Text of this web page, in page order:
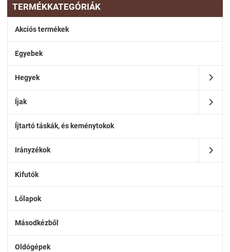
TERMÉKKATEGÓRIÁK
Akciós termékek
Egyebek
Hegyek
Íjak
Íjtartó táskák, és keménytokok
Irányzékok
Kifutók
Lőlapok
Másodkézből
Oldógépek